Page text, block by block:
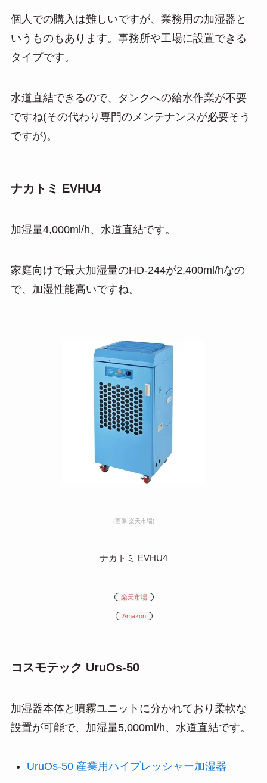
個人での購入は難しいですが、業務用の加湿器と
いうものもあります。事務所や工場に設置できる
タイプです。
水道直結できるので、タンクへの給水作業が不要
ですね(その代わり専門のメンテナンスが必要そう
ですが)。
ナカトミ EVHU4
加湿量4,000ml/h、水道直結です。
家庭向けで最大加湿量のHD-244が2,400ml/hなの
で、加湿性能高いですね。
(画像:楽天市場)
ナカトミ EVHU4
楽天市場
Amazon
コスモテック UruOs-50
加湿器本体と噴霧ユニットに分かれており柔軟な
設置が可能で、加湿量5,000ml/h、水道直結です。
UruOs-50 産業用ハイプレッシャー加湿器